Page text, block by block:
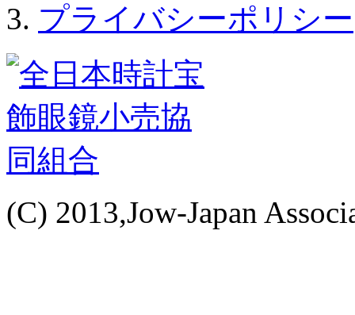
プライバシーポリシー
(C) 2013,Jow-Japan